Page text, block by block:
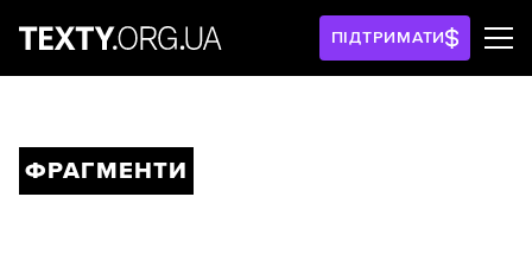
ПІДТРИМАТИ
ФРАГМЕНТИ